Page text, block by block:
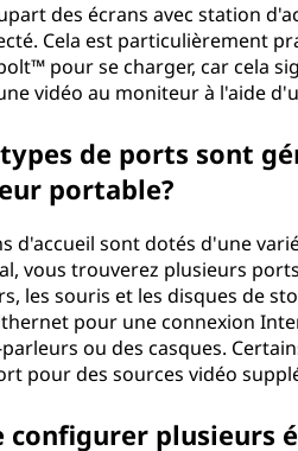
des écrans avec station
Cela est particulièrement
pour se charger, car cela
vidéo au moniteur à l'aide
de ports sont
portable?
d'accueil sont dotés d'une
vous trouverez plusieurs
les souris et les disques de
pour une connexion
ou des casques.
pour des sources vidéo
configurer plusieurs